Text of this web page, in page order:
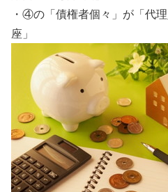
・④の「債権者個々」が「代
座」